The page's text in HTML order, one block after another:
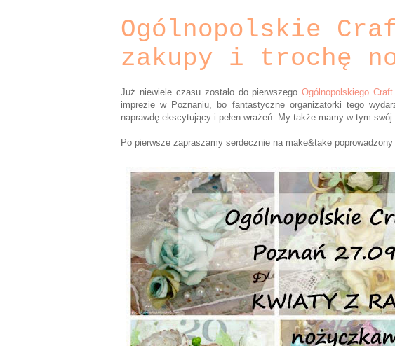
Ogólnopolskie
zakupy i trochę
Już niewiele czasu zostało do pierwszegoOgólnopolskiego
imprezie w Poznaniu, bo fantastyczne organizatorki tego
naprawdę ekscytujący i pełen wrażeń. My także mamy w tym swój
Po pierwsze zapraszamy serdecznie na make&take